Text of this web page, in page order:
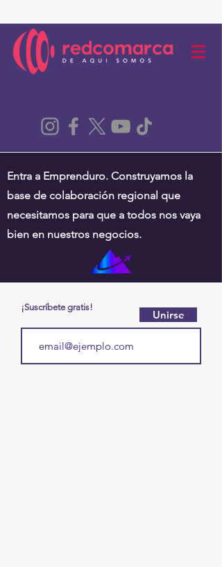
Entra a Emprenduro. Construyamos la
base de colaboración regional que
necesitamos para que a todos nos vaya
bien en nuestros negocios.
¡Suscríbete gratis!
Unirse